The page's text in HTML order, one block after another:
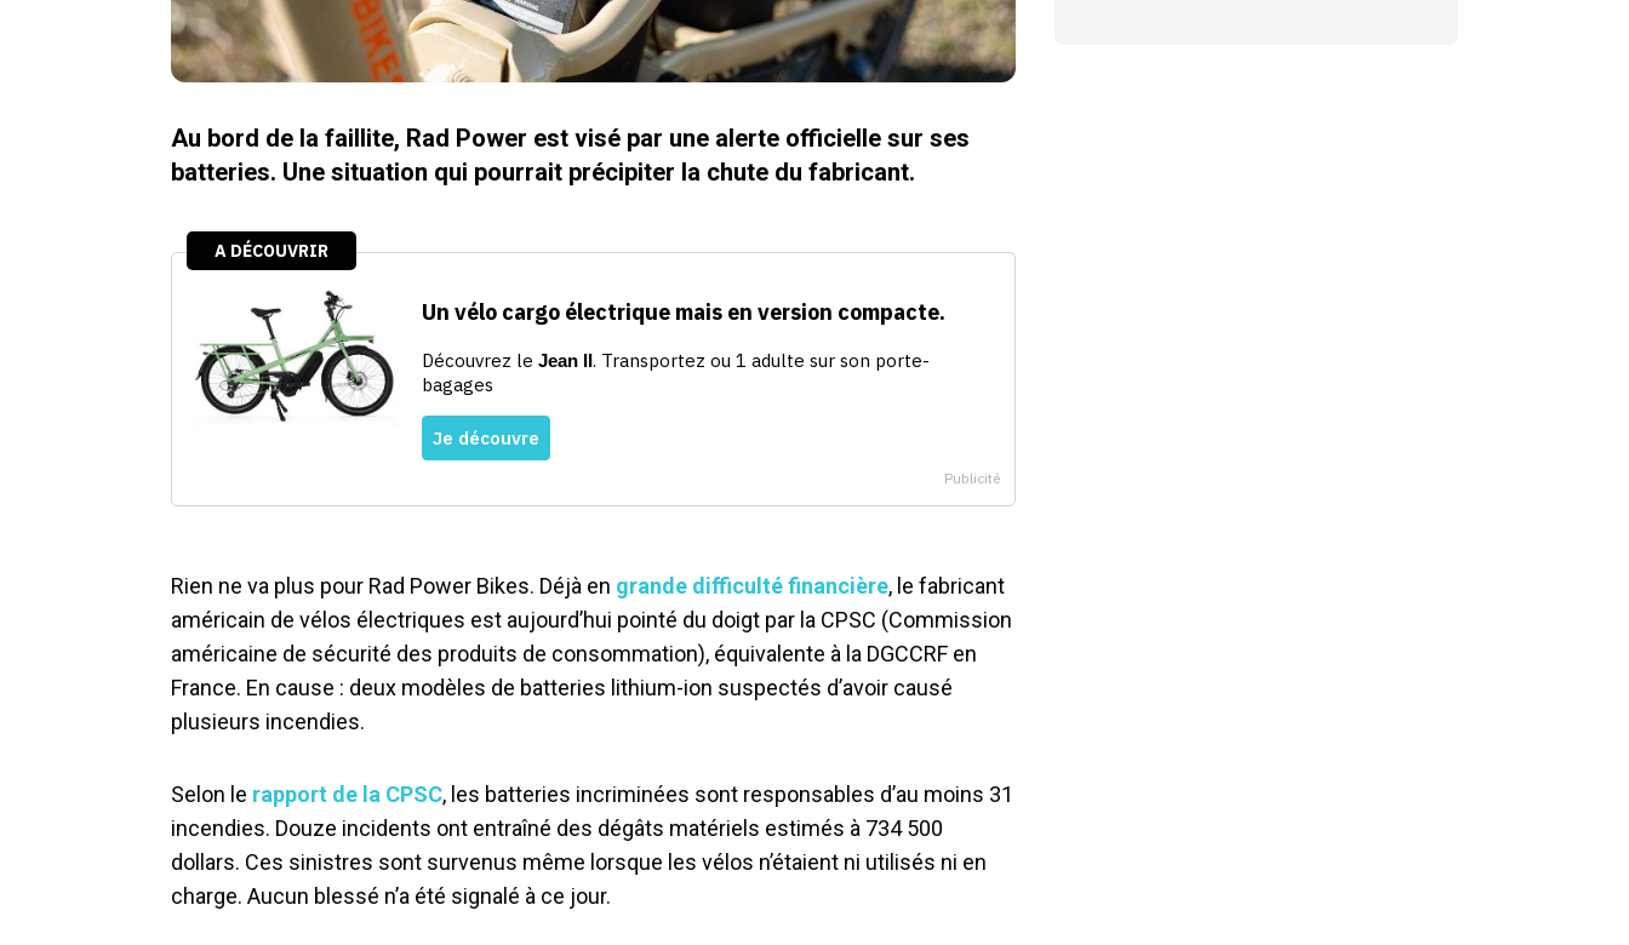
Au bord de la faillite, Rad Power est visé par une alerte officielle sur ses
batteries. Une situation qui pourrait précipiter la chute du fabricant.
Rien ne va plus pour Rad Power Bikes. Déjà en grande difficulté financière, le fabricant
américain de vélos électriques est aujourd’hui pointé du doigt par la CPSC (Commission
américaine de sécurité des produits de consommation), équivalente à la DGCCRF en
France. En cause : deux modèles de batteries lithium-ion suspectés d’avoir causé
plusieurs incendies.
Selon le rapport de la CPSC, les batteries incriminées sont responsables d’au moins 31
incendies. Douze incidents ont entraîné des dégâts matériels estimés à 734 500
dollars. Ces sinistres sont survenus même lorsque les vélos n’étaient ni utilisés ni en
charge. Aucun blessé n’a été signalé à ce jour.